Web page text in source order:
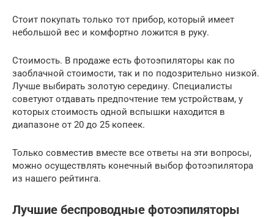
Стоит покупать только тот прибор, который имеет
небольшой вес и комфортно ложится в руку.
Стоимость. В продаже есть фотоэпиляторы как по
заоблачной стоимости, так и по подозрительно низкой.
Лучше выбирать золотую середину. Специалисты
советуют отдавать предпочтение тем устройствам, у
которых стоимость одной вспышки находится в
диапазоне от 20 до 25 копеек.
Только совместив вместе все ответы на эти вопросы,
можно осуществлять конечный выбор фотоэпилятора
из нашего рейтинга.
Лучшие беспроводные фотоэпиляторы